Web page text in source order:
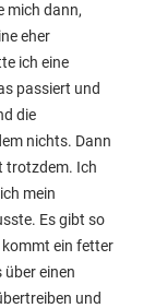
mich dann,
eher
ich eine
passiert und
die
nichts. Dann
trotzdem. Ich
mein
Es gibt so
kommt ein fetter
einen
und